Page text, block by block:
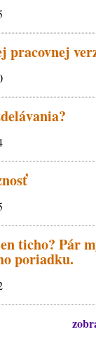
pracovnej
ticho? Pár
poriadku.